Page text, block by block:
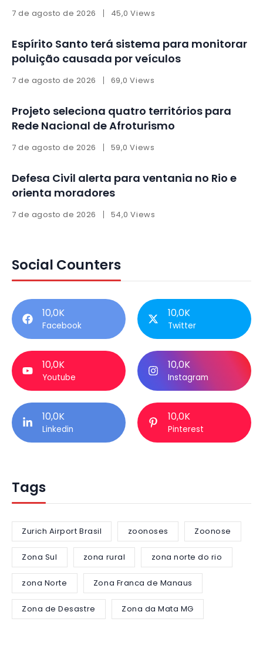
7 de agosto de 2026 45,0 Views
Espírito Santo terá sistema para monitorar
poluição causada por veículos
7 de agosto de 2026 69,0 Views
Projeto seleciona quatro territórios para
Rede Nacional de Afroturismo
7 de agosto de 2026 59,0 Views
Defesa Civil alerta para ventania no Rio e
orienta moradores
7 de agosto de 2026 54,0 Views
Social Counters
10,0K
Facebook
10,0K
Twitter
10,0K
Youtube
10,0K
Instagram
10,0K
Linkedin
10,0K
Pinterest
Tags
Zurich Airport Brasil zoonoses Zoonose
Zona Sul zona rural zona norte do rio
zona Norte Zona Franca de Manaus
Zona de Desastre Zona da Mata MG